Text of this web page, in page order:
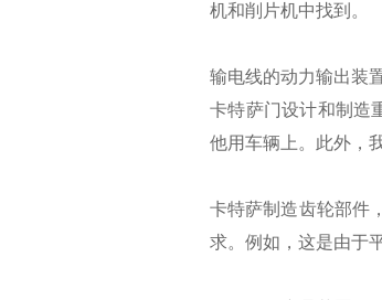
机和削片机中找到。
输电线的动力输出装
卡特萨门设计和制造
他用车辆上。此外，
卡特萨制造齿轮部件
求。例如，这是由于